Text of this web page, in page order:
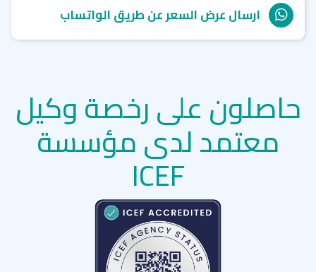
ارسال عرض السعر عن طريق الواتساب
حاصلون على رخصة وكيل
معتمد لدى مؤسسة
ICEF